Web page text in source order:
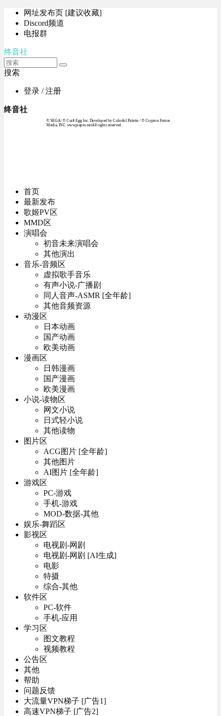
网址发布页 [建议收藏]
Discord频道
电报群
终音社
搜索
登录 / 注册
终音社
© SEGA / © Craft Egg Inc. Developed by Colorful Palette / © Crypton Future
Media, INC. www.piapro.netAll rights reserved.
首页
最新发布
歌姬PV区
MMD区
演唱会
初音未来演唱会
其他演出
音乐-音频区
虚拟歌手音乐
有声小说-广播剧
同人音声-ASMR [全年龄]
其他音频资源
动漫区
日本动画
国产动画
欧美动画
漫画区
日韩漫画
国产漫画
欧美漫画
小说-读物区
网文小说
日式轻小说
其他读物
图片区
ACG图片 [全年龄]
其他图片
AI图片 [全年龄]
游戏区
PC-游戏
手机-游戏
MOD-数据-其他
娱乐-舞蹈区
影视区
电视剧-网剧
电视剧-网剧 [AI生成]
电影
特摄
综合-其他
软件区
PC-软件
手机-应用
学习区
图文教程
视频教程
公告区
其他
帮助
问题反馈
大流量VPN梯子 [广告1]
高速VPN梯子 [广告2]